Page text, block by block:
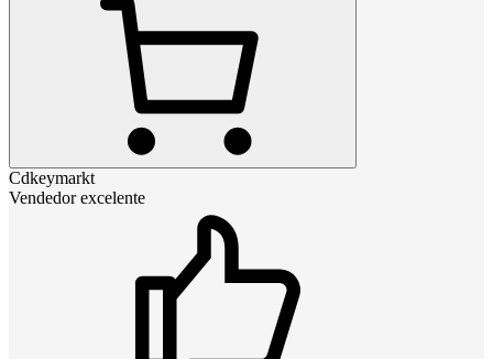
Cdkeymarkt
Vendedor excelente